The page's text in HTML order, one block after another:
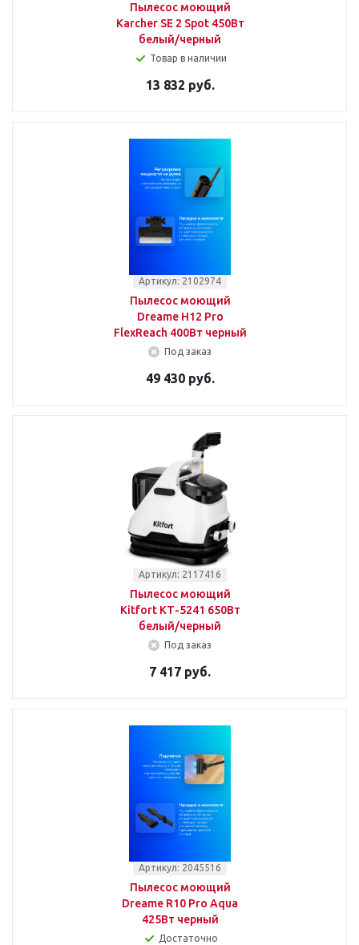
Пылесос моющий
Karcher SE 2 Spot 450Вт
белый/черный
Товар в наличии
13 832 руб.
Артикул: 2102974
Пылесос моющий
Dreame H12 Pro
FlexReach 400Вт черный
Под заказ
49 430 руб.
Артикул: 2117416
Пылесос моющий
Kitfort КТ-5241 650Вт
белый/черный
Под заказ
7 417 руб.
Артикул: 2045516
Пылесос моющий
Dreame R10 Pro Aqua
425Вт черный
Достаточно